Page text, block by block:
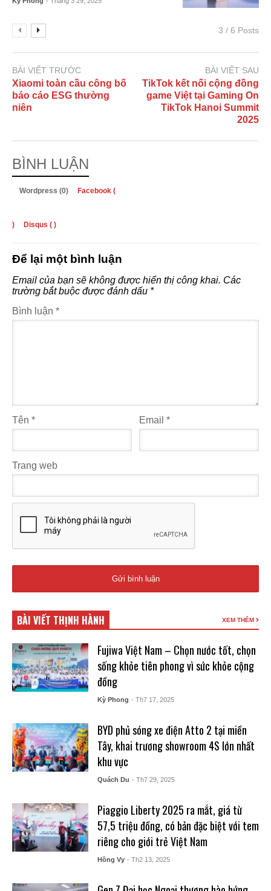
3 / 6 Posts
BÀI VIẾT TRƯỚC
Xiaomi toàn cầu công bố
báo cáo ESG thường
niên
BÀI VIẾT SAU
TikTok kết nối cộng đồng
game Việt tại Gaming On
TikTok Hanoi Summit
2025
BÌNH LUẬN
Wordpress (0) Facebook (
) Disqus ( )
Để lại một bình luận
Email của bạn sẽ không được hiển thị công khai. Các
trường bắt buộc được đánh dấu *
Bình luận *
Tên * Email*
Trang web
BÀI VIẾT THỊNH HÀNH XEM THÊM
Fujiwa Việt Nam – Chọn nước tốt, chọn
sống khỏe tiên phong vì sức khỏe cộng
đồng
Kỳ Phong - Th7 17, 2025
BYD phủ sóng xe điện Atto 2 tại miền
Tây, khai trương showroom 4S lớn nhất
khu vực
Quách Du - Th7 29, 2025
Piaggio Liberty 2025 ra mắt, giá từ
57,5 triệu đồng, có bản đặc biệt với tem
riêng cho giới trẻ Việt Nam
Hồng Vy - Th2 13, 2025